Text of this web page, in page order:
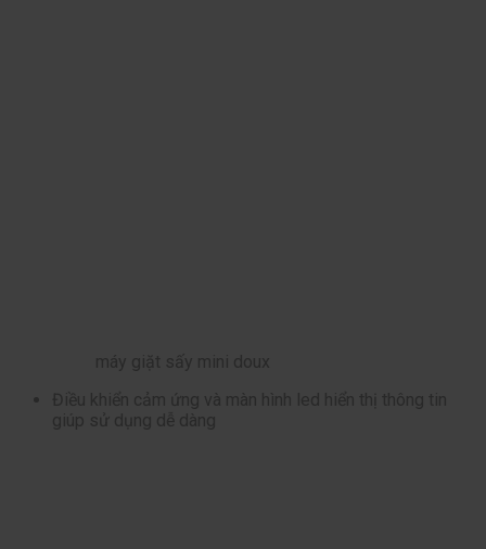
máy giặt sấy mini doux
Điều khiển cảm ứng và màn hình led hiển thị thông tin
giúp sử dụng dễ dàng